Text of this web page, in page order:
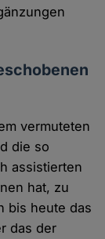
vermuteten
die so
assistierten
hat, zu
bis heute das
das der